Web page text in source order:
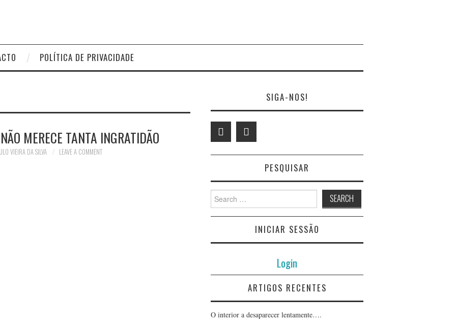
POLÍTICA DE PRIVACIDADE
MERECE TANTA INGRATIDÃO
VIEIRA DA SILVA LEAVE A COMMENT
SIGA-NOS!
PESQUISAR
Search
for:
INICIAR SESSÃO
Login
ARTIGOS RECENTES
O interior a desaparecer lentamente….